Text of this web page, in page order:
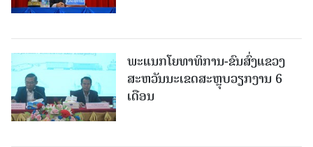
ພະແນກໂຍທາທິການ-ຂົນສົ່ງແຂວງ
ສະຫວັນນະເຂດສະຫຼຸບວຽກງານ 6
ເດືອນ